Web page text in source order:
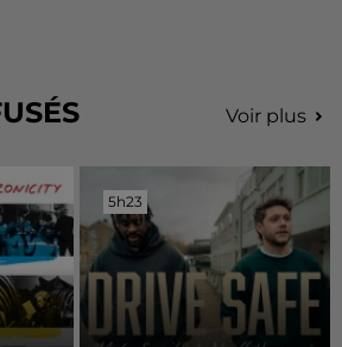
Voir plus
5h23
5h23